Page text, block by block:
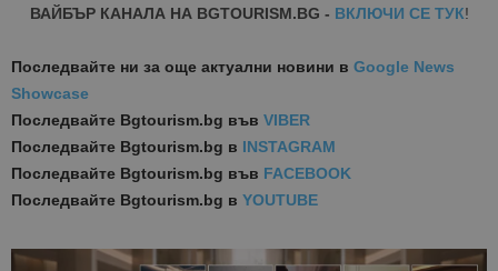
ВАЙБЪР КАНАЛА НА BGTOURISM.BG - ВКЛЮЧИ СЕ ТУК!
Последвайте ни за още актуални новини в Google News
Showcase
Последвайте Bgtourism.bg във VIBER
Последвайте Bgtourism.bg в INSTAGRAM
Последвайте Bgtourism.bg във FACEBOOK
Последвайте Bgtourism.bg в YOUTUBE